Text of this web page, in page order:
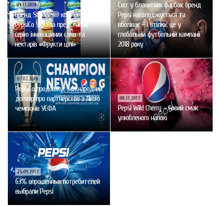
09.11.2018
Бренд Sandora® компанії
PepsiCo Україна представив
серію інноваційних соків та
нектарів «Фрукти цілі»
Cвіт у блакитних фарбах: бренд
Pepsi насолоджується та
вболіває – і втілює це у
глобальній футбольній кампанії
2018 року
07.02.2018
PepsiCo продовжує міжнародний
договір про партнерство з Лігою
чемпіонів УЄФА
08.11.2017
Pepsi Wild Cherry – новий смак
улюбленого напою
25.09.2017
63% опрошенных потребителей
выбрали Pepsi